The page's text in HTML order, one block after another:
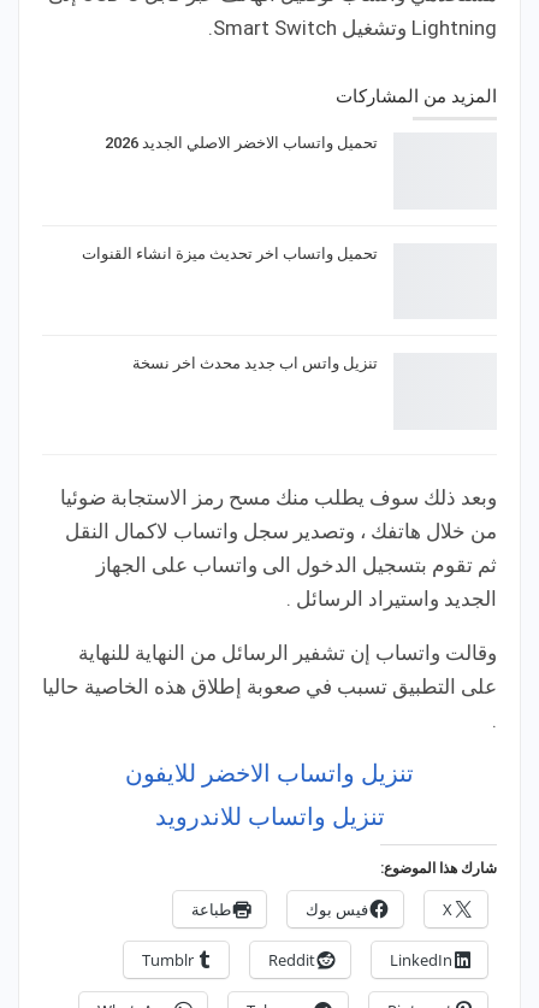
Lightning وتشغيل Smart Switch.
المزيد من المشاركات
تحميل واتساب الاخضر الاصلي الجديد 2026
تحميل واتساب اخر تحديث ميزة انشاء القنوات
تنزيل واتس اب جديد محدث اخر نسخة
وبعد ذلك سوف يطلب منك مسح رمز الاستجابة ضوئيا
من خلال هاتفك ، وتصدير سجل واتساب لاكمال النقل
ثم تقوم بتسجيل الدخول الى واتساب على الجهاز
الجديد واستيراد الرسائل .
وقالت واتساب إن تشفير الرسائل من النهاية للنهاية
على التطبيق تسبب في صعوبة إطلاق هذه الخاصية حاليا
.
تنزيل واتساب الاخضر للايفون
تنزيل واتساب للاندرويد
شارك هذا الموضوع:
X فيس بوك طباعة
LinkedIn
Reddit
Tumblr